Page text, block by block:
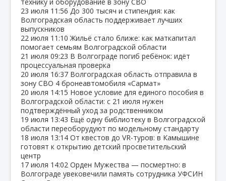
23 июля 11:56 До 300 тысяч и стипендия: как
Волгоградская область поддерживает лучших
выпускников
22 июля 11:10 Жильё стало ближе: как маткапитал
помогает семьям Волгоградской области
21 июля 09:23 В Волгограде погиб ребёнок: идёт
процессуальная проверка
20 июля 16:37 Волгоградская область отправила в
зону СВО 4 бронеавтомобиля «Сармат»
20 июля 14:15 Новое условие для единого пособия в
Волгоградской области: с 21 июля нужен
подтверждённый уход за родственником
19 июля 13:43 Ещё одну библиотеку в Волгоградской
области переоборудуют по модельному стандарту
18 июля 13:14 От квестов до VR‑туров: в Камышине
готовят к открытию детский просветительский
центр
17 июля 14:02 Орден Мужества — посмертно: в
Волгограде увековечили память сотрудника УФСИН